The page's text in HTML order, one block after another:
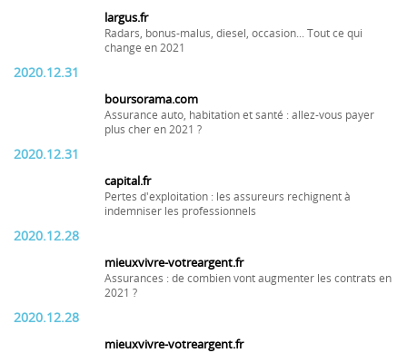
largus.fr
Radars, bonus-malus, diesel, occasion... Tout ce qui
change en 2021
2020.12.31
boursorama.com
Assurance auto, habitation et santé : allez-vous payer
plus cher en 2021 ?
2020.12.31
capital.fr
Pertes d'exploitation : les assureurs rechignent à
indemniser les professionnels
2020.12.28
mieuxvivre-votreargent.fr
Assurances : de combien vont augmenter les contrats en
2021 ?
2020.12.28
mieuxvivre-votreargent.fr